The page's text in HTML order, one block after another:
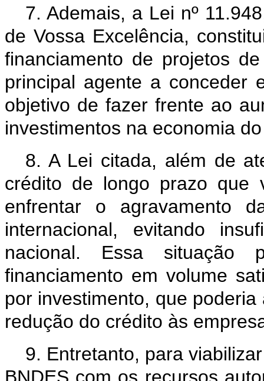
7. Ademais, a Lei nº
de Vossa Excelência,
financiamento de projetos
principal agente a conceder
objetivo de fazer frente ao
investimentos na economia
8. A Lei citada, além de
crédito de longo prazo que
enfrentar o agravamento
internacional, evitando
nacional. Essa situação
financiamento em volume
por investimento, que
redução do crédito às
9. Entretanto, para